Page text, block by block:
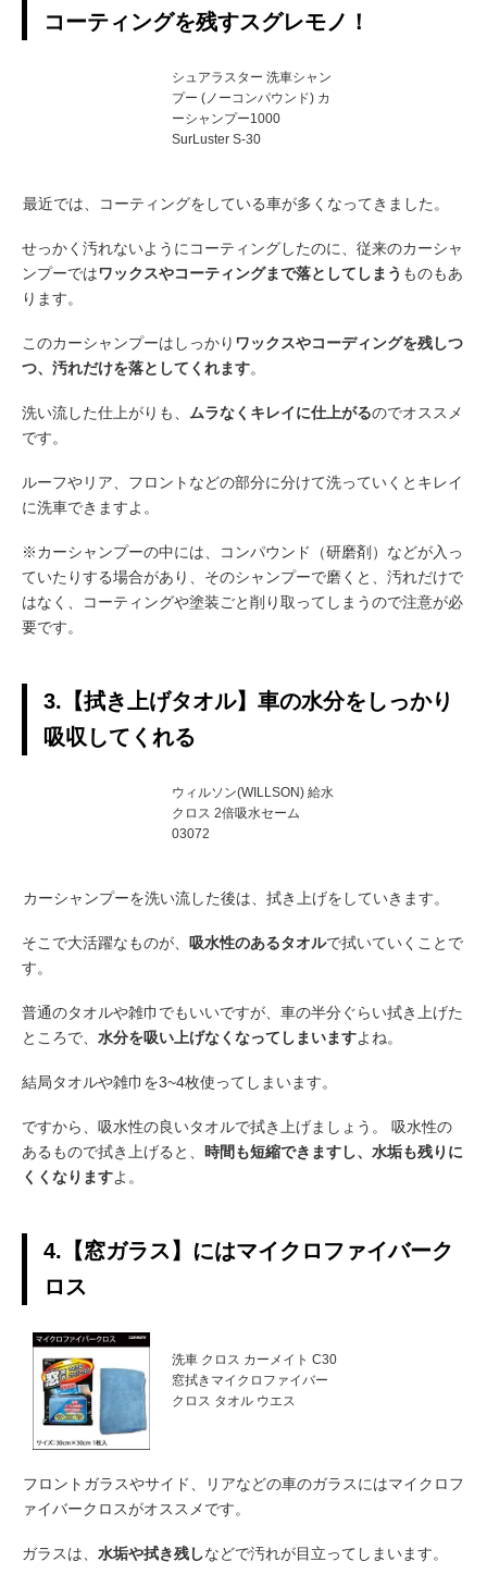
コーティングを残すスグレモノ！
シュアラスター 洗車シャン
プー (ノーコンパウンド) カ
ーシャンプー1000
SurLuster S-30
最近では、コーティングをしている車が多くなってきました。
せっかく汚れないようにコーティングしたのに、従来のカーシャ
ンプーではワックスやコーティングまで落としてしまう ものもあ
ります。
このカーシャンプーはしっかり ワックスやコーディングを残しつ
つ、汚れだけを落としてくれます。
洗い流した仕上がりも、 ムラなくキレイに仕上がるのでオススメ
です。
ルーフやリア、フロントなどの部分に分けて洗っていくとキレイ
に洗車できますよ。
※カーシャンプーの中には、コンパウンド（研磨剤）などが入っ
ていたりする場合があり、そのシャンプーで磨くと、汚れだけで
はなく、コーティングや塗装ごと削り取ってしまうので注意が必
要です。
3.【拭き上げタオル】車の水分をしっかり
吸収してくれる
ウィルソン(WILLSON) 給水
クロス 2倍吸水セーム
03072
カーシャンプーを洗い流した後は、拭き上げをしていきます。
そこで大活躍なものが、 吸水性のあるタオルで拭いていくことで
す。
普通のタオルや雑巾でもいいですが、車の半分ぐらい拭き上げた
ところで、 水分を吸い上げなくなってしまいますよね。
結局タオルや雑巾を3~4枚使ってしまいます。
ですから、吸水性の良いタオルで拭き上げましょう。 吸水性の
あるもので拭き上げると、 時間も短縮できますし、水垢も残りに
くくなりますよ。
4.【窓ガラス】にはマイクロファイバーク
ロス
洗車 クロス カーメイト C30
窓拭きマイクロファイバー
クロス タオル ウエス
フロントガラスやサイド、リアなどの車のガラスにはマイクロフ
ァイバークロスがオススメです。
ガラスは、 水垢や拭き残しなどで汚れが目立ってしまいます。